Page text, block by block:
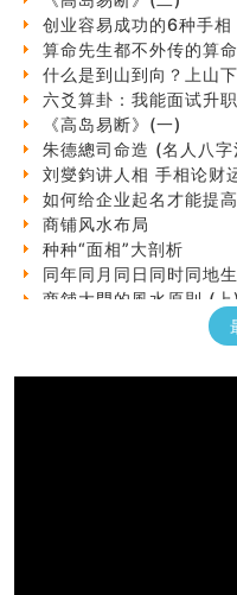
创业容易成功的6种手相
算命先生都不外传的算
什么是到山到向？上山
六爻算卦：我能面试升职
《高岛易断》(一)
朱德總司命造 (名⼈⼋字
刘燮鈞讲人相 手相论财
如何给企业起名才能提高
商铺风水布局
种种“面相”大剖析
同年同月同日同时同
商舖大門的風水原則 (上)
家居常見風水形煞及化